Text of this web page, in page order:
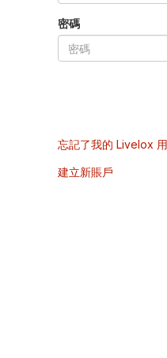
密碼
忘記了我的 Livelox
建立新賬戶